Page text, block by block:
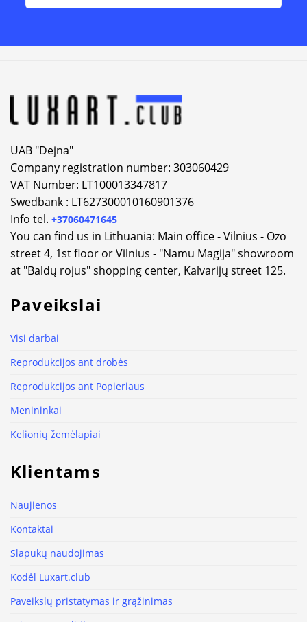
UAB "Dejna"
Company registration number: 303060429
VAT Number: LT100013347817
Swedbank : LT627300010160901376
Info tel. +37060471645
You can find us in Lithuania: Main office - Vilnius - Ozo
street 4, 1st floor or Vilnius - "Namu Magija" showroom
at "Baldų rojus" shopping center, Kalvarijų street 125.
Paveikslai
Visi darbai
Reprodukcijos ant drobės
Reprodukcijos ant Popieriaus
Menininkai
Kelionių žemėlapiai
Klientams
Naujienos
Kontaktai
Slapukų naudojimas
Kodėl Luxart.club
Paveikslų pristatymas ir grąžinimas